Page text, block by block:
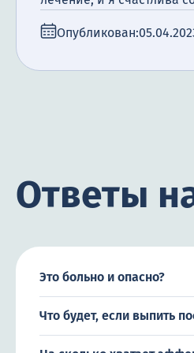
Опубликован:
Ответы
Это больно и опасно?
Что будет, если выпить